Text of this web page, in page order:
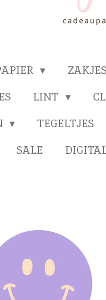
ZAKJES
LINT
TEGELTJES
SALE